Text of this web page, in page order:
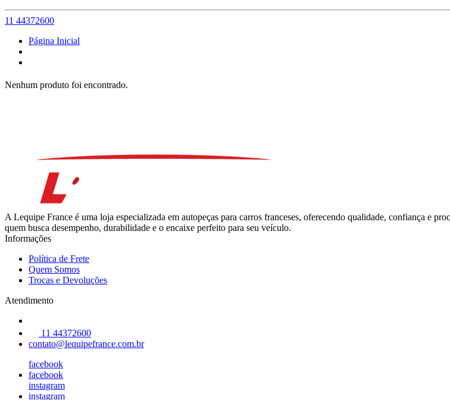
11 44372600
Página Inicial
Nenhum produto foi encontrado.
A Lequipe France é uma loja especializada em autopeças para carros franceses, oferecendo qualidade, confiança e
quem busca desempenho, durabilidade e o encaixe perfeito para seu veículo.
Informações
Política de Frete
Quem Somos
Trocas e Devoluções
Atendimento
11 44372600
contato@lequipefrance.com.br
facebook
facebook
instagram
instagram